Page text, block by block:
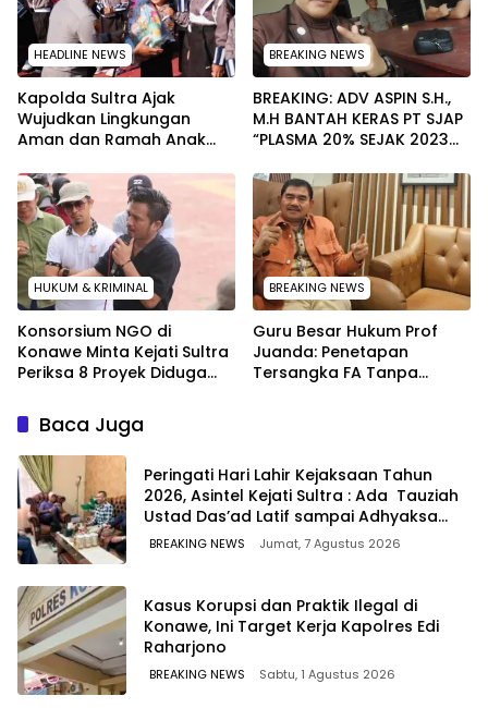
HEADLINE NEWS
Kapolda Sultra Ajak
Wujudkan Lingkungan
Aman dan Ramah Anak
Nasional 2026
BREAKING NEWS
BREAKING: ADV ASPIN S.H.,
M.H BANTAH KERAS PT SJAP
“PLASMA 20% SEJAK 2023
WARGA WAWOONE!
HUKUM & KRIMINAL
Konsorsium NGO di
Konawe Minta Kejati Sultra
Periksa 8 Proyek Diduga
BREAKING NEWS
Guru Besar Hukum Prof
Juanda: Penetapan
Tersangka FA Tanpa
Baca Juga
Peringati Hari Lahir Kejaksaan Tahun
2026, Asintel Kejati Sultra : Ada Tauziah
Ustad Das’ad Latif sampai Adhyaksa
Run
BREAKING NEWS Jumat, 7 Agustus 2026
Kasus Korupsi dan Praktik Ilegal di
Konawe, Ini Target Kerja Kapolres Edi
Raharjono
BREAKING NEWS Sabtu, 1 Agustus 2026